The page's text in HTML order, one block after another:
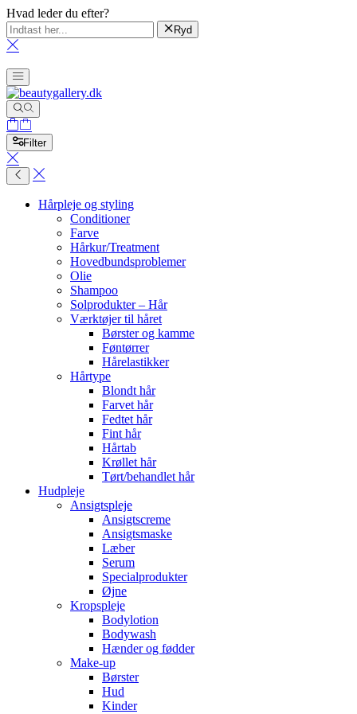
Hvad leder du efter?
Ryd
Filter
Hårpleje og styling
Conditioner
Farve
Hårkur/Treatment
Hovedbundsproblemer
Olie
Shampoo
Solprodukter – Hår
Værktøjer til håret
Børster og kamme
Føntørrer
Hårelastikker
Hårtype
Blondt hår
Farvet hår
Fedtet hår
Fint hår
Hårtab
Krøllet hår
Tørt/behandlet hår
Hudpleje
Ansigtspleje
Ansigtscreme
Ansigtsmaske
Læber
Serum
Specialprodukter
Øjne
Kropspleje
Bodylotion
Bodywash
Hænder og fødder
Make-up
Børster
Hud
Kinder